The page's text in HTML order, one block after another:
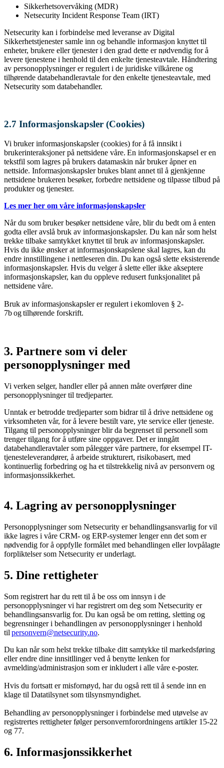
Sikkerhetsovervåking (MDR)
Netsecurity Incident Response Team (IRT)
Netsecurity kan i forbindelse med leveranse av Digital
Sikkerhetstjenester samle inn og behandle informasjon knyttet til
enheter, brukere eller tjenester i den grad dette er nødvendig for å
levere tjenestene i henhold til den enkelte tjenesteavtale. Håndtering
av personopplysninger er regulert i de juridiske vilkårene og
tilhørende databehandleravtale for den enkelte tjenesteavtale, med
Netsecurity som databehandler.
2.7 Informasjonskapsler (Cookies)
Vi bruker informasjonskapsler (cookies) for å få innsikt i
brukerinteraksjoner på nettsidene våre. En informasjonskapsel er en
tekstfil som lagres på brukers datamaskin når bruker åpner en
nettside. Informasjonskapsler brukes blant annet til å gjenkjenne
nettsidene brukeren besøker, forbedre nettsidene og tilpasse tilbud på
produkter og tjenester.
Les mer her om våre informasjonskapsler
Når du som bruker besøker nettsidene våre, blir du bedt om å enten
godta eller avslå bruk av informasjonskapsler. Du kan når som helst
trekke tilbake samtykket knyttet til bruk av informasjonskapsler.
Hvis du ikke ønsker at informasjonskapslene skal lagres, kan du
endre innstillingene i nettleseren din. Du kan også slette eksisterende
informasjonskapsler. Hvis du velger å slette eller ikke akseptere
informasjonskapsler, kan du oppleve redusert funksjonalitet på
nettsidene våre.
Bruk av informasjonskapsler er regulert i ekomloven § 2-
7b og tilhørende forskrift.
3. Partnere som vi deler
personopplysninger med
Vi verken selger, handler eller på annen måte overfører dine
personopplysninger til tredjeparter.
Unntak er betrodde tredjeparter som bidrar til å drive nettsidene og
virksomheten vår, for å levere bestilt vare, yte service eller tjeneste.
Tilgang til personopplysninger blir da begrenset til personell som
trenger tilgang for å utføre sine oppgaver. Det er inngått
databehandleravtaler som pålegger våre partnere, for eksempel IT-
tjenesteleverandører, å arbeide strukturert, risikobasert, med
kontinuerlig forbedring og ha et tilstrekkelig nivå av personvern og
informasjonssikkerhet.
4. Lagring av personopplysninger
Personopplysninger som Netsecurity er behandlingsansvarlig for vil
ikke lagres i våre CRM- og ERP-systemer lenger enn det som er
nødvendig for å oppfylle formålet med behandlingen eller lovpålagte
forpliktelser som Netsecurity er underlagt.
5. Dine rettigheter
Som registrert har du rett til å be oss om innsyn i de
personopplysninger vi har registrert om deg som Netsecurity er
behandlingsansvarlig for. Du kan også be om retting, sletting og
begrensninger i behandlingen av personopplysninger i henhold
til personvern@netsecurity.no.
Du kan når som helst trekke tilbake ditt samtykke til markedsføring
eller endre dine innsitllinger ved å benytte lenken for
avmelding/administrasjon som er inkludert i alle våre e-poster.
Hvis du fortsatt er misfornøyd, har du også rett til å sende inn en
klage til Datatilsynet som tilsynsmyndighet.
Behandling av personopplysninger i forbindelse med utøvelse av
registrertes rettigheter følger personvernforordningens artikler 15-22
og 77.
6. Informasjonssikkerhet